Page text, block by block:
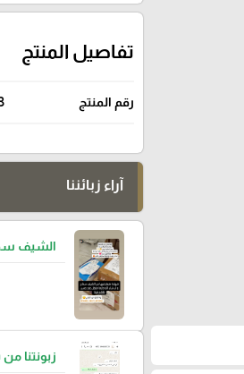
تفاصيل المنتج
رقم المنتج
آراء زبائننا
الشيف
زبونتنا